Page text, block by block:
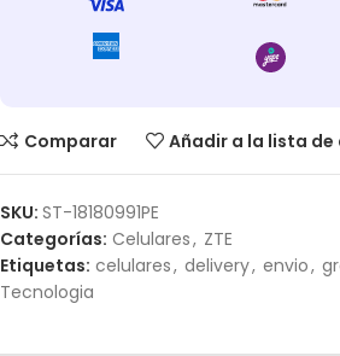
Comparar Añadir a la lista de
SKU: ST-18180991PE
Categorías: Celulares, ZTE
Etiquetas: celulares, delivery, envio,
Tecnologia